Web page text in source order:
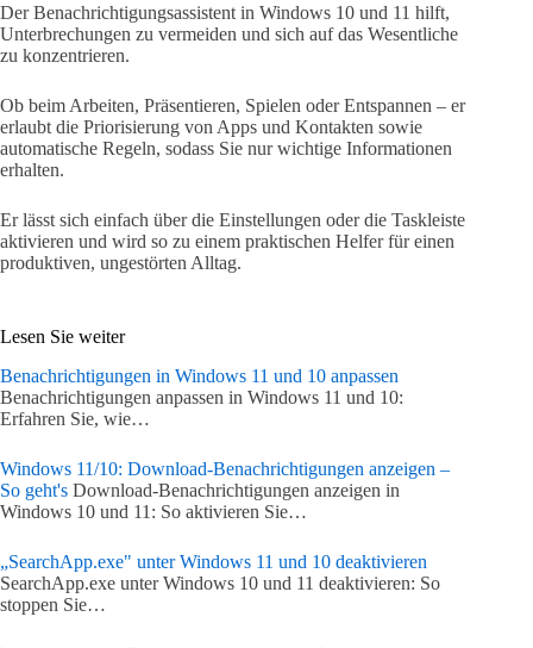
Der Benachrichtigungsassistent in Windows 10 und 11 hilft,
Unterbrechungen zu vermeiden und sich auf das Wesentliche
zu konzentrieren.
Ob beim Arbeiten, Präsentieren, Spielen oder Entspannen – er
erlaubt die Priorisierung von Apps und Kontakten sowie
automatische Regeln, sodass Sie nur wichtige Informationen
erhalten.
Er lässt sich einfach über die Einstellungen oder die Taskleiste
aktivieren und wird so zu einem praktischen Helfer für einen
produktiven, ungestörten Alltag.
Lesen Sie weiter
Benachrichtigungen in Windows 11 und 10 anpassen
Benachrichtigungen anpassen in Windows 11 und 10:
Erfahren Sie, wie…
Windows 11/10: Download-Benachrichtigungen anzeigen –
So geht's Download-Benachrichtigungen anzeigen in
Windows 10 und 11: So aktivieren Sie…
„SearchApp.exe" unter Windows 11 und 10 deaktivieren
SearchApp.exe unter Windows 10 und 11 deaktivieren: So
stoppen Sie…